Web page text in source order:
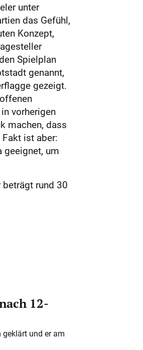
unter
das Gefühl,
Konzept,
Spielplan
genannt,
gezeigt.
vorherigen
machen, dass
ist aber:
geeignet, um
beträgt rund 30
12-
und er am